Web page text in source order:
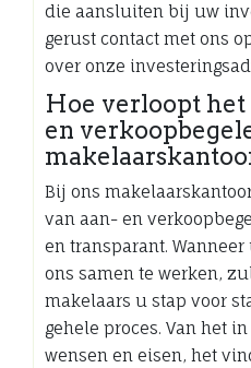
die aansluiten bij uw
gerust contact met ons
over onze
Hoe verloopt het
en
Bij ons
van aan- en
en transparant.
ons samen te werken,
makelaars u stap voor
gehele proces. Van het
wensen en eisen, het